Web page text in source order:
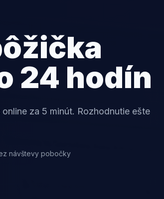
24 hodín
za 5 minút. Rozhodnutie ešte
návštevy pobočky